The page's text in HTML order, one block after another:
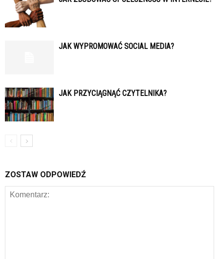
JAK WYPROMOWAĆ SOCIAL MEDIA?
JAK PRZYCIĄGNĄĆ CZYTELNIKA?
ZOSTAW ODPOWIEDŹ